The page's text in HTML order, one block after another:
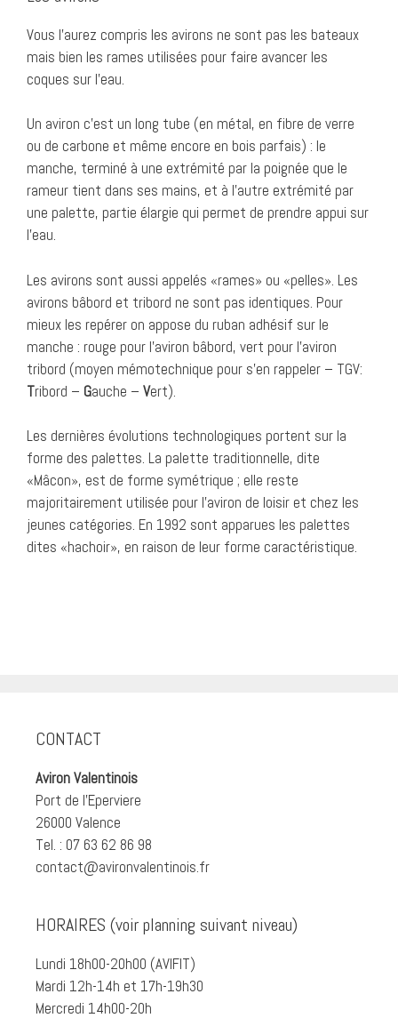
Vous l’aurez compris les avirons ne sont pas les bateaux
mais bien les rames utilisées pour faire avancer les
coques sur l’eau.
Un aviron c’est un long tube (en métal, en fibre de verre
ou de carbone et même encore en bois parfais) : le
manche, terminé à une extrémité par la poignée que le
rameur tient dans ses mains, et à l’autre extrémité par
une palette, partie élargie qui permet de prendre appui sur
l’eau.
Les avirons sont aussi appelés «rames» ou «pelles». Les
avirons bâbord et tribord ne sont pas identiques. Pour
mieux les repérer on appose du ruban adhésif sur le
manche : rouge pour l’aviron bâbord, vert pour l’aviron
tribord (moyen mémotechnique pour s’en rappeler – TGV:
Tribord – Gauche – Vert).
Les dernières évolutions technologiques portent sur la
forme des palettes. La palette traditionnelle, dite
«Mâcon», est de forme symétrique ; elle reste
majoritairement utilisée pour l’aviron de loisir et chez les
jeunes catégories. En 1992 sont apparues les palettes
dites «hachoir», en raison de leur forme caractéristique.
CONTACT
Aviron Valentinois
Port de l'Eperviere
26000 Valence
Tel. : 07 63 62 86 98
contact@avironvalentinois.fr
HORAIRES (voir planning suivant niveau)
Lundi 18h00-20h00 (AVIFIT)
Mardi 12h-14h et 17h-19h30
Mercredi 14h00-20h